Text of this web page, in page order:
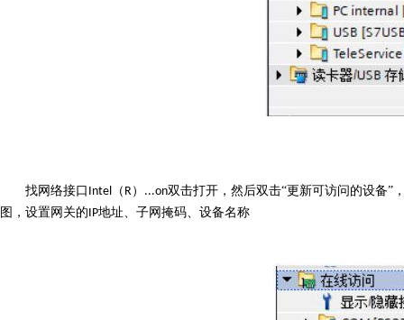
找网络接口 Intel （ R） ...on双击打开，然后双击“更新可访问的设备”
图，设置网关的IP地址、子网掩码、设备名称